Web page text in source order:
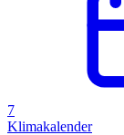
7
Klimakalender